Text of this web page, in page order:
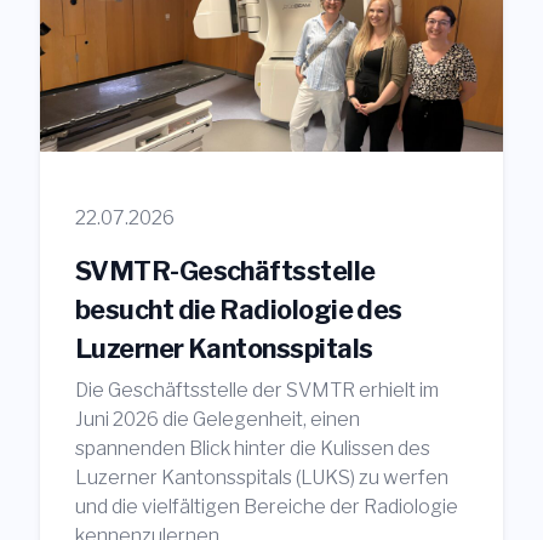
22.07.2026
SVMTR-Geschäftsstelle
besucht die Radiologie des
Luzerner Kantonsspitals
Die Geschäftsstelle der SVMTR erhielt im
Juni 2026 die Gelegenheit, einen
spannenden Blick hinter die Kulissen des
Luzerner Kantonsspitals (LUKS) zu werfen
und die vielfältigen Bereiche der Radiologie